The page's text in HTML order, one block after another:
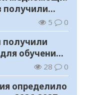
получили
5 0
получили
обучения в
28 0
определило